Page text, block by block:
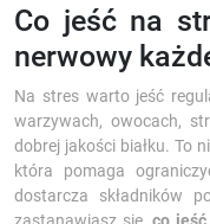
Co jeść na
nerwowy
Na stres warto jeść
warzywach, owocach,
dobrej jakości białku. To
która pomaga
dostarcza składników